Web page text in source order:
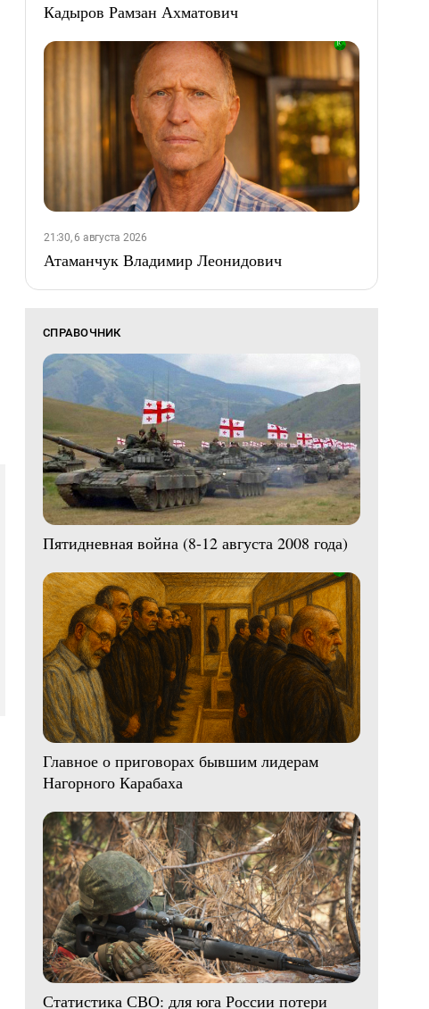
Кадыров Рамзан Ахматович
21:30, 6 августа 2026
Атаманчук Владимир Леонидович
СПРАВОЧНИК
Пятидневная война (8-12 августа 2008 года)
Главное о приговорах бывшим лидерам
Нагорного Карабаха
Статистика СВО: для юга России потери